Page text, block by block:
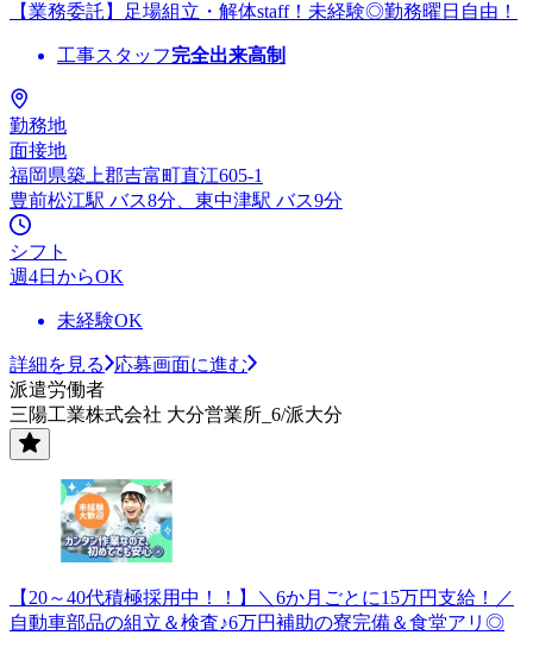
【業務委託】足場組立・解体staff！未経験◎勤務曜日自由！
工事スタッフ完全出来高制
勤務地
面接地
福岡県築上郡吉富町直江605-1
豊前松江駅 バス8分、東中津駅 バス9分
シフト
週4日からOK
未経験OK
詳細を見る
応募画面に進む
派遣労働者
三陽工業株式会社 大分営業所_6/派大分
【20～40代積極採用中！！】＼6か月ごとに15万円支給！／
自動車部品の組立＆検査♪6万円補助の寮完備＆食堂アリ◎